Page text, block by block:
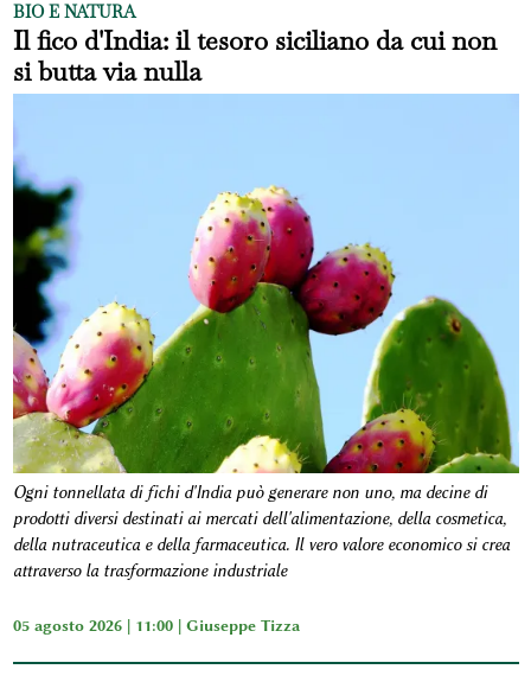
BIO E NATURA
Il fico d'India: il tesoro siciliano da cui non
si butta via nulla
Ogni tonnellata di fichi d'India può generare non uno, ma decine di
prodotti diversi destinati ai mercati dell'alimentazione, della cosmetica,
della nutraceutica e della farmaceutica. Il vero valore economico si crea
attraverso la trasformazione industriale
05 agosto 2026 | 11:00 | Giuseppe Tizza